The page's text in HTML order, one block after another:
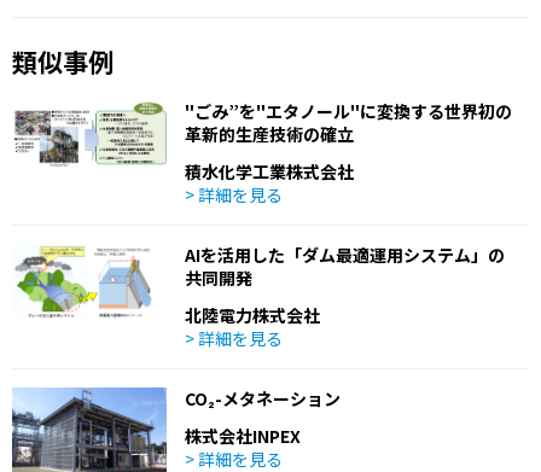
類似事例
"ごみ”を"エタノール"に変換する世界初の
革新的生産技術の確立
積水化学工業株式会社
> 詳細を見る
AIを活用した「ダム最適運用システム」の
共同開発
北陸電力株式会社
> 詳細を見る
CO₂-メタネーション
株式会社INPEX
> 詳細を見る